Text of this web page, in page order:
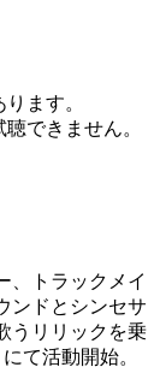
ます。
できません。
、トラックメイ
ンドとシンセサ
うリリックを乗
て活動開始。